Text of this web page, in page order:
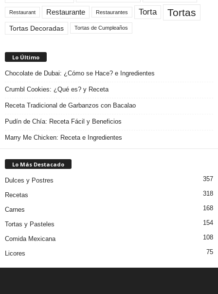
Restaurant Restaurante Restaurantes Torta Tortas
Tortas Decoradas Tortas de Cumpleaños
Lo Último
Chocolate de Dubai: ¿Cómo se Hace? e Ingredientes
Crumbl Cookies: ¿Qué es? y Receta
Receta Tradicional de Garbanzos con Bacalao
Pudín de Chía: Receta Fácil y Beneficios
Marry Me Chicken: Receta e Ingredientes
Lo Más Destacado
Dulces y Postres 357
Recetas 318
Carnes 168
Tortas y Pasteles 154
Comida Mexicana 108
Licores 75